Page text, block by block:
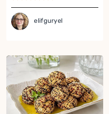
elifguryel